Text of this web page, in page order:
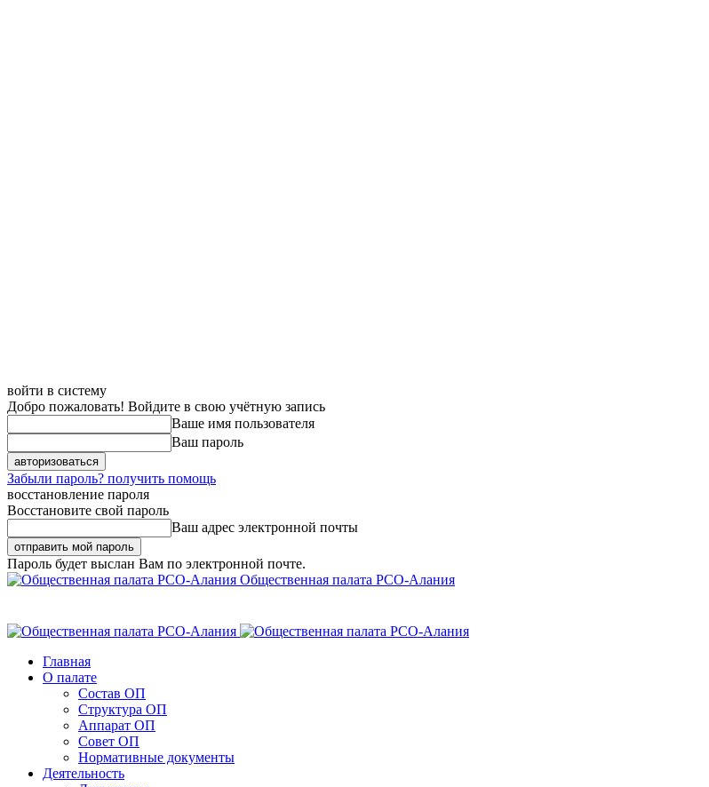
войти в систему
Добро пожаловать! Войдите в свою учётную запись
Ваше имя пользователя
Ваш пароль
Забыли пароль? получить помощь
восстановление пароля
Восстановите свой пароль
Ваш адрес электронной почты
Пароль будет выслан Вам по электронной почте.
Общественная палата РСО-Алания
Главная
О палате
Состав ОП
Структура ОП
Аппарат ОП
Совет ОП
Нормативные документы
Деятельность